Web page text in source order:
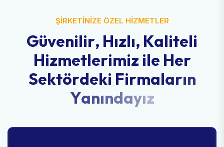
ŞİRKETİNİZE ÖZEL HİZMETLER
Güvenilir, Hızlı, Kaliteli
Hizmetlerimiz ile Her
Sektördeki Firmaların
Yanındayız